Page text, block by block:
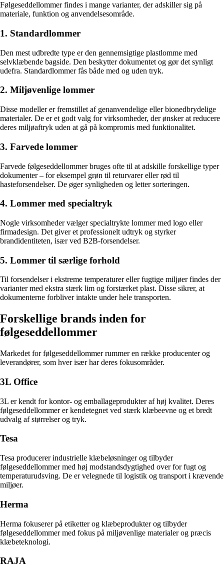
Følgeseddellommer findes i mange varianter, der adskiller sig på
materiale, funktion og anvendelsesområde.
1. Standardlommer
Den mest udbredte type er den gennemsigtige plastlomme med
selvklæbende bagside. Den beskytter dokumentet og gør det synligt
udefra. Standardlommer fås både med og uden tryk.
2. Miljøvenlige lommer
Disse modeller er fremstillet af genanvendelige eller bionedbrydelige
materialer. De er et godt valg for virksomheder, der ønsker at reducere
deres miljøaftryk uden at gå på kompromis med funktionalitet.
3. Farvede lommer
Farvede følgeseddellommer bruges ofte til at adskille forskellige typer
dokumenter – for eksempel grøn til returvarer eller rød til
hasteforsendelser. De øger synligheden og letter sorteringen.
4. Lommer med specialtryk
Nogle virksomheder vælger specialtrykte lommer med logo eller
firmadesign. Det giver et professionelt udtryk og styrker
brandidentiteten, især ved B2B-forsendelser.
5. Lommer til særlige forhold
Til forsendelser i ekstreme temperaturer eller fugtige miljøer findes der
varianter med ekstra stærk lim og forstærket plast. Disse sikrer, at
dokumenterne forbliver intakte under hele transporten.
Forskellige brands inden for
følgeseddellommer
Markedet for følgeseddellommer rummer en række producenter og
leverandører, som hver især har deres fokusområder.
3L Office
3L er kendt for kontor- og emballageprodukter af høj kvalitet. Deres
følgeseddellommer er kendetegnet ved stærk klæbeevne og et bredt
udvalg af størrelser og tryk.
Tesa
Tesa producerer industrielle klæbeløsninger og tilbyder
følgeseddellommer med høj modstandsdygtighed over for fugt og
temperaturudsving. De er velegnede til logistik og transport i krævende
miljøer.
Herma
Herma fokuserer på etiketter og klæbeprodukter og tilbyder
følgeseddellommer med fokus på miljøvenlige materialer og præcis
klæbeteknologi.
RAJA